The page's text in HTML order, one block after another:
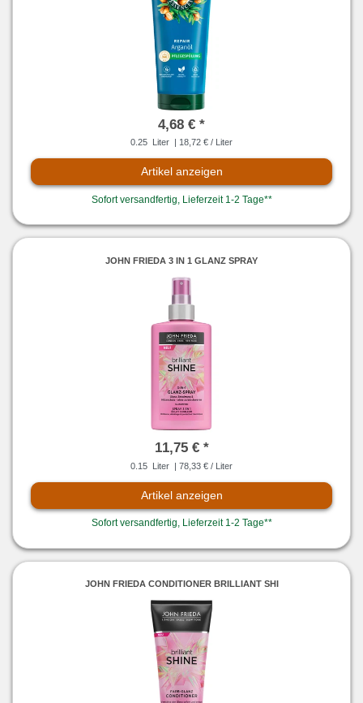
4,68 € *
0.25 Liter | 18,72 € / Liter
Artikel anzeigen
Sofort versandfertig, Lieferzeit 1-2 Tage**
JOHN FRIEDA 3 IN 1 GLANZ SPRAY
11,75 € *
0.15 Liter | 78,33 € / Liter
Artikel anzeigen
Sofort versandfertig, Lieferzeit 1-2 Tage**
JOHN FRIEDA CONDITIONER BRILLIANT SHI